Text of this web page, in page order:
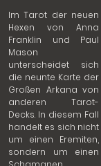
Im Tarot der neuen
Hexen von Anna
Franklin und Paul
Mason
unterscheidet sich
die neunte Karte der
Großen Arkana von
anderen Tarot-
Decks. In diesem Fall
handelt es sich nicht
um einen Eremiten,
sondern um einen